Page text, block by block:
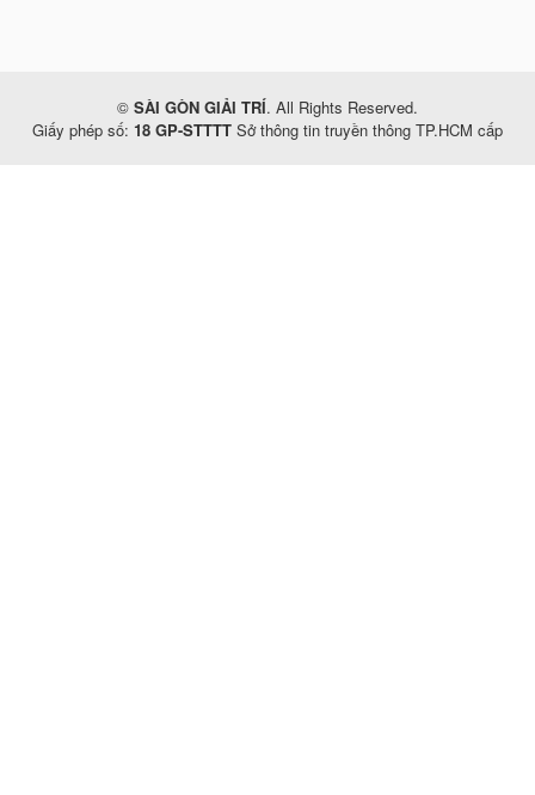
© SÀI GÒN GIẢI TRÍ. All Rights Reserved.
Giấy phép số: 18 GP-STTTT Sở thông tin truyền thông TP.HCM cấp